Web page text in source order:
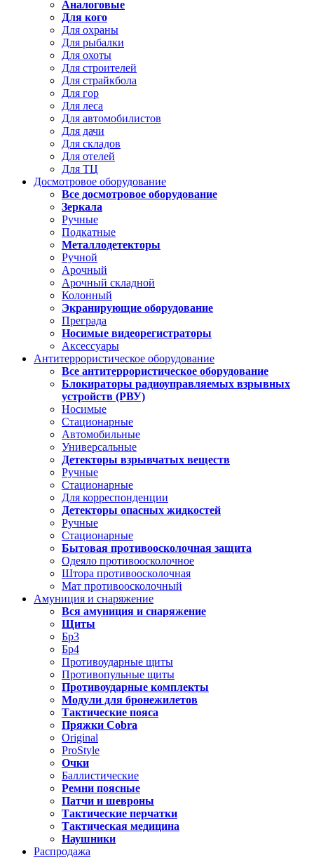
Аналоговые
Для кого
Для охраны
Для рыбалки
Для охоты
Для строителей
Для страйкбола
Для гор
Для леса
Для автомобилистов
Для дачи
Для складов
Для отелей
Для ТЦ
Досмотровое оборудование
Все досмотровое оборудование
Зеркала
Ручные
Подкатные
Металлодетекторы
Ручной
Арочный
Арочный складной
Колонный
Экранирующие оборудование
Преграда
Носимые видеорегистраторы
Аксессуары
Антитеррористическое оборудование
Все антитеррористическое оборудование
Блокираторы радиоуправляемых взрывных
устройств (РВУ)
Носимые
Стационарные
Автомобильные
Универсальные
Детекторы взрывчатых веществ
Ручные
Стационарные
Для корреспонденции
Детекторы опасных жидкостей
Ручные
Стационарные
Бытовая противоосколочная защита
Одеяло противоосколочное
Штора противоосколочная
Мат противоосколочный
Амуниция и снаряжение
Вся амуниция и снаряжение
Щиты
Бр3
Бр4
Противоударные щиты
Противопульные щиты
Противоударные комплекты
Модули для бронежилетов
Тактические пояса
Пряжки Cobra
Original
ProStyle
Очки
Баллистические
Ремни поясные
Патчи и шевроны
Тактические перчатки
Тактическая медицина
Наушники
Распродажа